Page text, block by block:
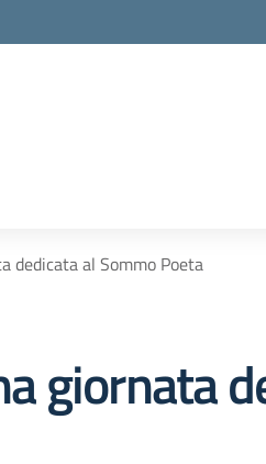
dedicata al Sommo Poeta
giornata